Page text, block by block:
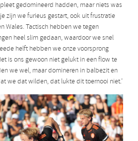
gedomineerd hadden, maar niets was
zijn we furieus gestart, ook uit frustratie
Wales. Tactisch hebben we tegen
heel slim gedaan, waardoor we snel
helft hebben we onze voorsprong
is ons gewoon niet gelukt in een flow te
we wel, maar domineren in balbezit en
we dat wilden, dat lukte dit toernooi niet.’